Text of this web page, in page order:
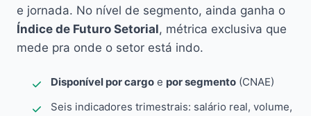
e jornada. No nível de segmento, ainda ganha o
Índice de Futuro Setorial, métrica exclusiva que
mede pra onde o setor está indo.
Disponível por cargo e por segmento (CNAE)
Seis indicadores trimestrais: salário real, volume,